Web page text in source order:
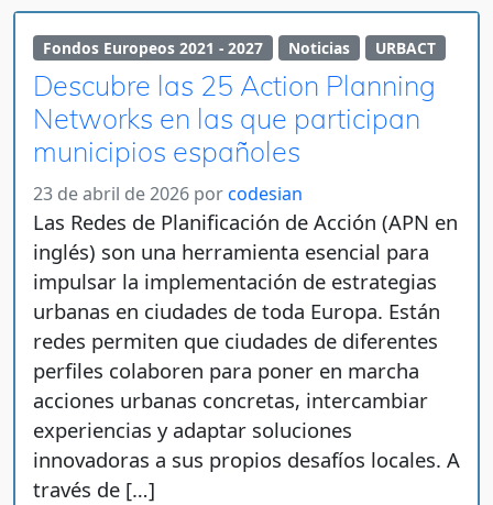
Fondos Europeos 2021 - 2027 Noticias URBACT
Descubre las 25 Action Planning
Networks en las que participan
municipios españoles
23 de abril de 2026 por codesian
Las Redes de Planificación de Acción (APN en
inglés) son una herramienta esencial para
impulsar la implementación de estrategias
urbanas en ciudades de toda Europa. Están
redes permiten que ciudades de diferentes
perfiles colaboren para poner en marcha
acciones urbanas concretas, intercambiar
experiencias y adaptar soluciones
innovadoras a sus propios desafíos locales. A
través de […]